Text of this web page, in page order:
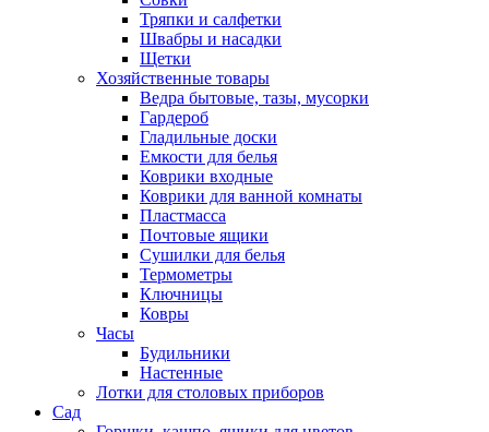
Тряпки и салфетки
Швабры и насадки
Щетки
Хозяйственные товары
Ведра бытовые, тазы, мусорки
Гардероб
Гладильные доски
Емкости для белья
Коврики входные
Коврики для ванной комнаты
Пластмасса
Почтовые ящики
Сушилки для белья
Термометры
Ключницы
Ковры
Часы
Будильники
Настенные
Лотки для столовых приборов
Сад